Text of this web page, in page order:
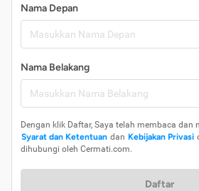
Nama Depan
Nama Belakang
Dengan klik Daftar, Saya telah membaca dan
Syarat dan Ketentuan dan Kebijakan Privasi
dihubungi oleh Cermati.com.
Daftar